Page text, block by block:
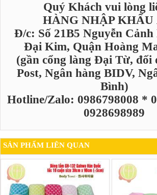
Quý Khách vui lòng
HÀNG NHẬP KHẨU
Đ/c: Số 21B5 Nguyễn
Đại Kim, Quận Hoàng
(gần cổng làng Đại Từ, đối
Post, Ngân hàng BIDV,
Bình)
Hotline/Zalo: 0986798008 *
0928698989
SẢN PHẨM LIÊN QUAN